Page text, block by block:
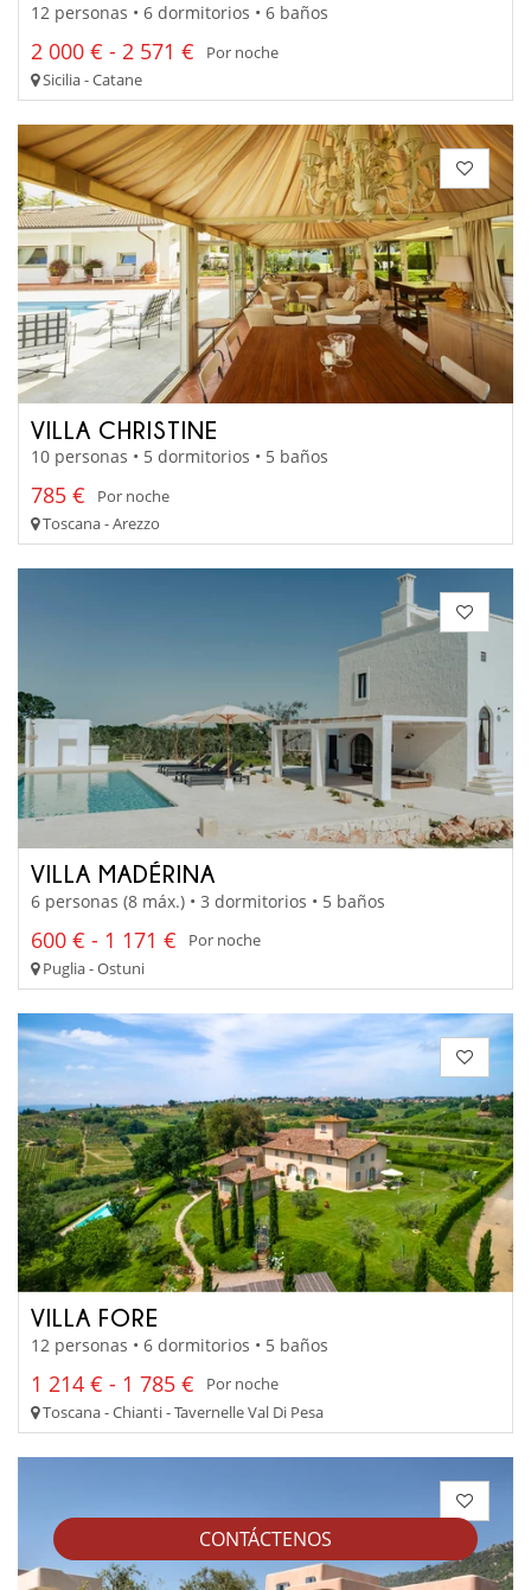
CONTÁCTENOS
12 personas • 6 dormitorios • 6 baños
2 000 € - 2 571 €
Por noche
Sicilia - Catane
VILLA CHRISTINE
10 personas • 5 dormitorios • 5 baños
785 €
Por noche
Toscana - Arezzo
VILLA MADÉRINA
6 personas (8 máx.) • 3 dormitorios • 5 baños
600 € - 1 171 €
Por noche
Puglia - Ostuni
VILLA FORE
12 personas • 6 dormitorios • 5 baños
1 214 € - 1 785 €
Por noche
Toscana - Chianti - Tavernelle Val Di Pesa